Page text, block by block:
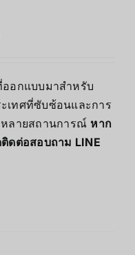
อกแบบมาสำหรับ
เทศที่ซับซ้อนและการ
ลายสถานการณ์ หาก
ดต่อสอบถาม LINE